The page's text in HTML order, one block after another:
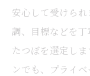
安心して受けら
調、目標などを
たつぼを選定し
ンでも、プライ